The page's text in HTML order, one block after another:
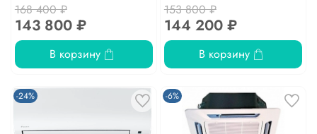
168 400 ₽
143 800 ₽
В корзину
153 800 ₽
144 200 ₽
В корзину
-24% -6%